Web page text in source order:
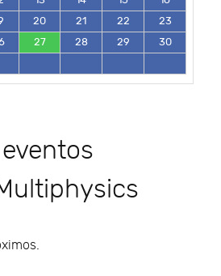
20 21 22
23
27 28 29
30